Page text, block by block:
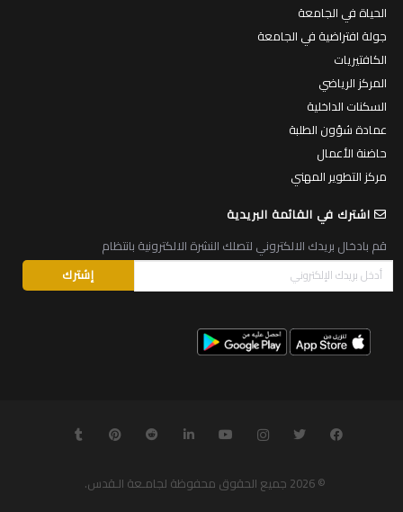
الحياة في الجامعة
جولة افتراضية في الجامعة
الكافتيريات
المركز الرياضي
السكنات الداخلية
عمادة شؤون الطلبة
حاضنة الأعمال
مركز التطوير المهني
اشترك في القائمة البريدية
قم بادخال بريدك الالكتروني لتصلك النشرة الالكترونية بانتظام
© 2026 جميع الحقوق محفوظة لجامـعة الـقدس.